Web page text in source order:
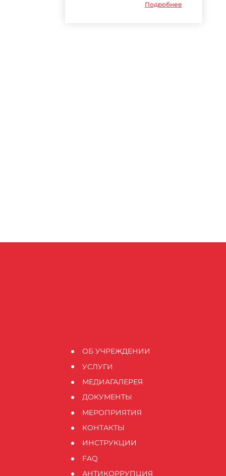
Подробнее
ОБ УЧРЕЖДЕНИИ
УСЛУГИ
МЕДИАГАЛЕРЕЯ
ДОКУМЕНТЫ
МЕРОПРИЯТИЯ
КОНТАКТЫ
ИНСТРУКЦИИ
FAQ
АНТИКОРРУПЦИЯ